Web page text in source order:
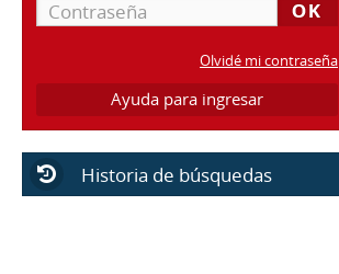
Olvidé mi contraseña
Ayuda para ingresar
Historia de búsquedas